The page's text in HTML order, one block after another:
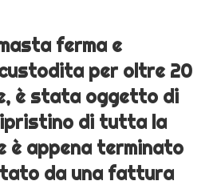
ferma e
per oltre 20
è stata oggetto di
di tutta la
è appena terminato
da una fattura